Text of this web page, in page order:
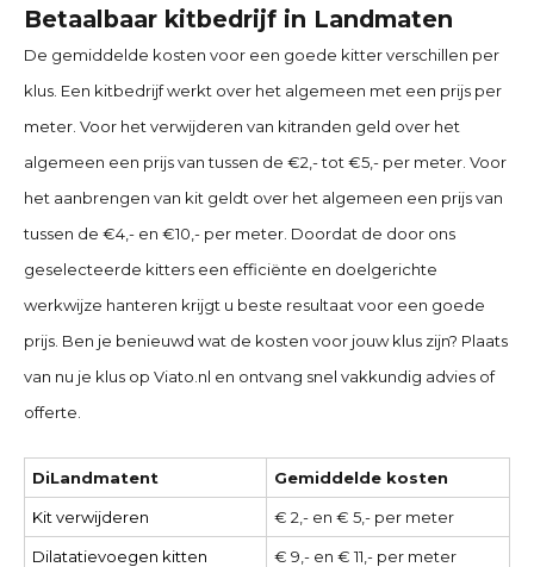
Betaalbaar kitbedrijf in Landmaten
De gemiddelde kosten voor een goede kitter verschillen per
klus. Een kitbedrijf werkt over het algemeen met een prijs per
meter. Voor het verwijderen van kitranden geld over het
algemeen een prijs van tussen de €2,- tot €5,- per meter. Voor
het aanbrengen van kit geldt over het algemeen een prijs van
tussen de €4,- en €10,- per meter. Doordat de door ons
geselecteerde kitters een efficiënte en doelgerichte
werkwijze hanteren krijgt u beste resultaat voor een goede
prijs. Ben je benieuwd wat de kosten voor jouw klus zijn? Plaats
van nu je klus op Viato.nl en ontvang snel vakkundig advies of
offerte.
DiLandmatent Gemiddelde kosten
Kit verwijderen € 2,- en € 5,- per meter
Dilatatievoegen kitten € 9,- en € 11,- per meter